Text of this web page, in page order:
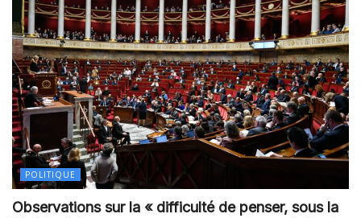
POLITIQUE
Observations sur la « difficulté de penser, sous la